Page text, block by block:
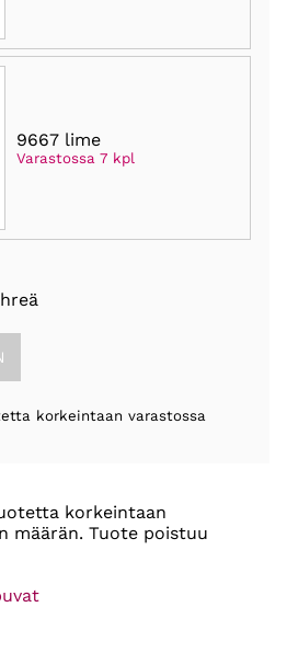
9667 lime
Varastossa 7 kpl
korkeintaan varastossa
korkeintaan
määrän. Tuote poistuu